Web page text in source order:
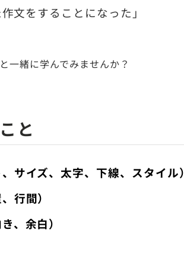
文をすることになった」
一緒に学んでみませんか？
と
サイズ、太字、下線、スタイル）
行間）
、余白）